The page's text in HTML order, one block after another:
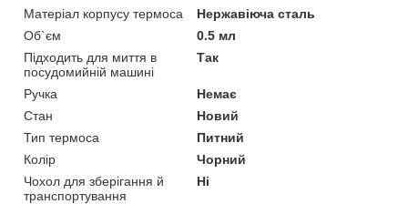
Матеріал корпусу термоса
Нержавіюча сталь
Об`єм
0.5 мл
Підходить для миття в
посудомийній машині
Так
Ручка
Немає
Стан
Новий
Тип термоса
Питний
Колір
Чорний
Чохол для зберігання й
транспортування
Ні